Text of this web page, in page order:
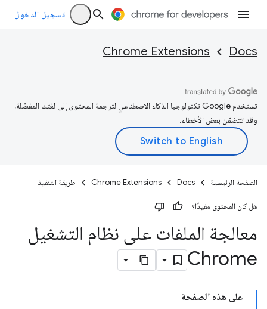
تسجيل الدخول
Docs
Chrome Extensions
تستخدم Google تكنولوجيا الذكاء الاصطناعي لترجمة المحتوى إلى لغتك المفضّلة،
وقد تتضمّن بعض الأخطاء.
الصفحة الرئيسية Docs
Chrome Extensions طريقة التنفيذ
هل كان المحتوى مفيدًا؟
معالجة الملفات على نظام التشغيل
Chrome
على هذه الصفحة